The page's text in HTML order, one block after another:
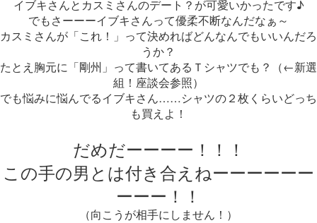
イブキさんとカスミさんのデート？が可愛いかったです♪
でもさーーーイブキさんって優柔不断なんだなぁ～
カスミさんが「これ！」って決めればどんなんでもいいんだろ
うか？
たとえ胸元に「剛州」って書いてあるＴシャツでも？（←新選
組！座談会参照）
でも悩みに悩んでるイブキさん……シャツの２枚くらいどっち
も買えよ！
だめだーーーー！！！
この手の男とは付き合えねーーーーーー
ーーー！！
（向こうが相手にしません！）